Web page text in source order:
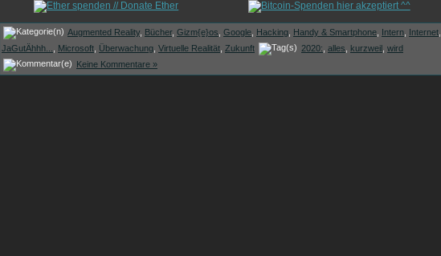
Augmented Reality, Bücher, Gizm{e}os Google Hacking Handy & Smartphone Intern Internet
JaGutÄhhh...
Microsoft Überwachung Virtuelle Realität Zukunft 2020: alles kurzweil wird
Keine Kommentare »